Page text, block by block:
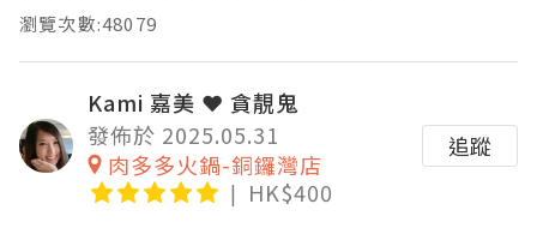
瀏覽次數:48079
Kami 嘉美 ❤ 貪靚鬼
發佈於 2025.05.31
肉多多火鍋-銅鑼灣店
HK$400
追蹤